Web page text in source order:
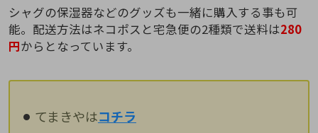
シャグの保湿器などのグッズも一緒に購入する事も可
能。配送方法はネコポスと宅急便の2種類で送料は280
円からとなっています。
てまきやはコチラ